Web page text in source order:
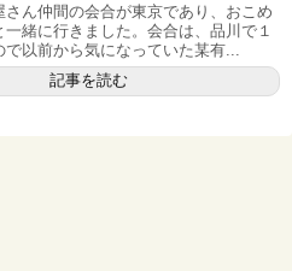
さん仲間の会合が東京であり、おこめ
緒に行きました。会合は、品川で１
以前から気になっていた某有...
記事を読む